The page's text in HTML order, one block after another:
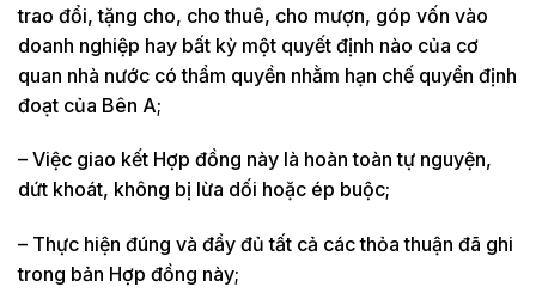
trao đổi, tặng cho, cho thuê, cho mượn, góp vốn vào
doanh nghiệp hay bất kỳ một quyết định nào của cơ
quan nhà n­ước có thẩm quyền nhằm hạn chế quyền định
đoạt của Bên A;
– Việc giao kết Hợp đồng này là hoàn toàn tự nguyện,
dứt khoát, không bị lừa dối hoặc ép buộc;
– Thực hiện đúng và đầy đủ tất cả các thỏa thuận đã ghi
trong bản Hợp đồng này;